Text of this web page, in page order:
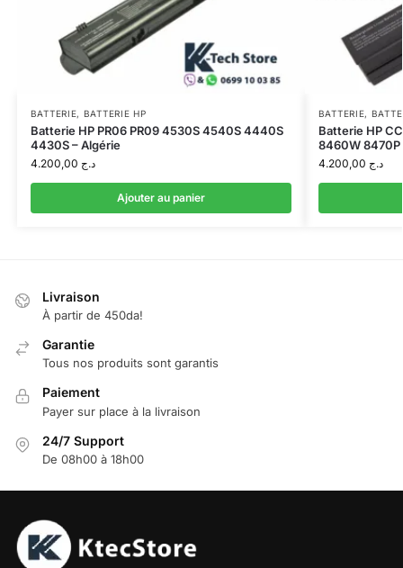
BATTERIE, BATTERIE HP
Batterie HP PR06 PR09 4530S 4540S 4440S
4430S – Algérie
د.ج
Ajouter au panier
BATTERIE,
Batterie HP
8460W 8470P
د.ج
Livraison
À partir de 450da!
Garantie
Tous nos produits sont garantis
Paiement
Payer sur place à la livraison
24/7 Support
De 08h00 à 18h00